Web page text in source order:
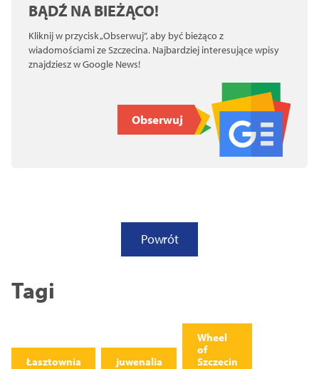
BĄDŹ NA BIEŻĄCO!
Kliknij w przycisk „Obserwuj”, aby być bieżąco z
wiadomościami ze Szczecina. Najbardziej interesujące wpisy
znajdziesz w Google News!
Obserwuj
Powrót
Tagi
Łasztownia juwenalia
Wheel
of
Szczecin